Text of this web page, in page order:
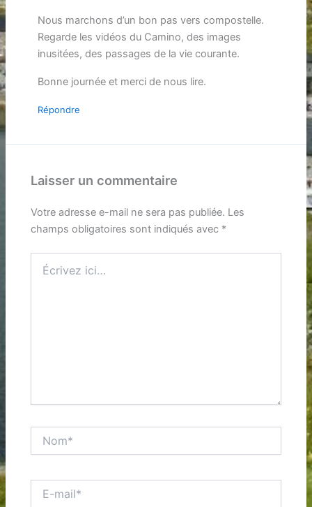
Nous marchons d’un bon pas vers compostelle.
Regarde les vidéos du Camino, des images
inusitées, des passages de la vie courante.
Bonne journée et merci de nous lire.
Répondre
Laisser un commentaire
Votre adresse e-mail ne sera pas publiée. Les
champs obligatoires sont indiqués avec *
ici…
mail*